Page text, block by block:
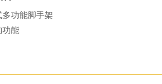
功能脚手架
功能